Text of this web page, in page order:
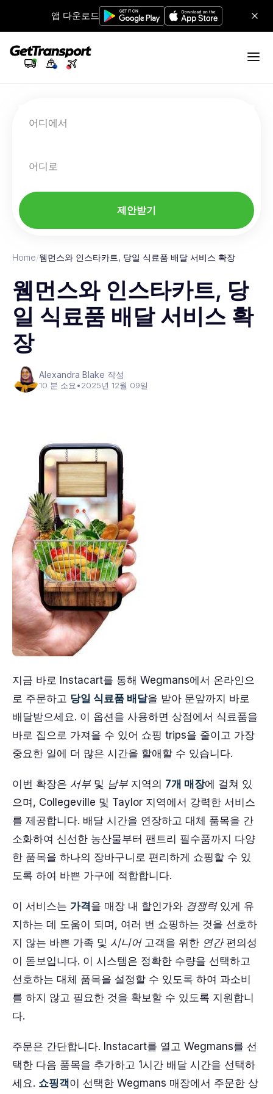
앱 다운로드
어디에서
어디로
제안받기
Home/웸먼스와 인스타카트, 당일 식료품 배달 서비스 확장
웸먼스와 인스타카트, 당
일 식료품 배달 서비스 확
장
Alexandra Blake 작성
10 분 소요 •2025년 12월 09일
지금 바로 Instacart를 통해 Wegmans에서 온라인으
로 주문하고 당일 식료품 배달을 받아 문앞까지 바로
배달받으세요. 이 옵션을 사용하면 상점에서 식료품을
바로 집으로 가져올 수 있어 쇼핑 trips을 줄이고 가장
중요한 일에 더 많은 시간을 할애할 수 있습니다.
이번 확장은 서부 및 남부 지역의 7개 매장에 걸쳐 있
으며, Collegeville 및 Taylor 지역에서 강력한 서비스
를 제공합니다. 배달 시간을 연장하고 대체 품목을 간
소화하여 신선한 농산물부터 팬트리 필수품까지 다양
한 품목을 하나의 장바구니로 편리하게 쇼핑할 수 있
도록 하여 바쁜 가구에 적합합니다.
이 서비스는 가격을 매장 내 할인가와 경쟁력있게 유
지하는 데 도움이 되며, 여러 번 쇼핑하는 것을 선호하
지 않는 바쁜 가족 및 시니어고객을 위한 연간편의성
이 돋보입니다. 이 시스템은 정확한 수량을 선택하고
선호하는 대체 품목을 설정할 수 있도록 하여 과소비
를 하지 않고 필요한 것을 확보할 수 있도록 지원합니
다.
주문은 간단합니다. Instacart를 열고 Wegmans를 선
택한 다음 품목을 추가하고 1시간 배달 시간을 선택하
세요. 쇼핑객이 선택한 Wegmans 매장에서 주문한 상